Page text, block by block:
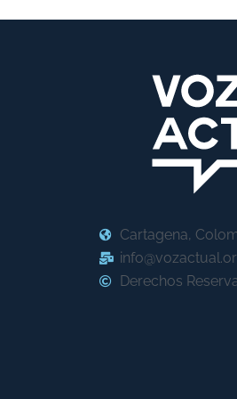
Cartagena,
Derechos